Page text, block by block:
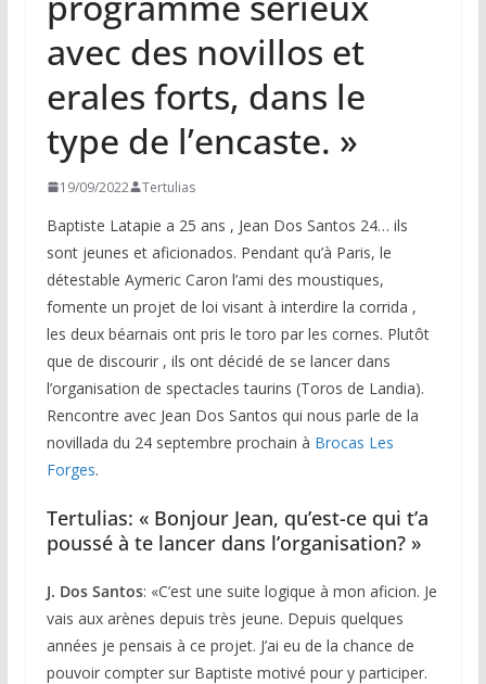
avec des novillos et
erales forts, dans le
type de l’encaste. »
19/09/2022 Tertulias
Baptiste Latapie a 25 ans , Jean Dos Santos 24… ils
sont jeunes et aficionados. Pendant qu’à Paris, le
détestable Aymeric Caron l’ami des moustiques,
fomente un projet de loi visant à interdire la corrida ,
les deux béarnais ont pris le toro par les cornes. Plutôt
que de discourir , ils ont décidé de se lancer dans
l’organisation de spectacles taurins (Toros de Landia).
Rencontre avec Jean Dos Santos qui nous parle de la
novillada du 24 septembre prochain à Brocas Les
Forges.
Tertulias: « Bonjour Jean, qu’est-ce qui t’a
poussé à te lancer dans l’organisation? »
J. Dos Santos: «C’est une suite logique à mon aficion. Je
vais aux arènes depuis très jeune. Depuis quelques
années je pensais à ce projet. J’ai eu de la chance de
pouvoir compter sur Baptiste motivé pour y participer.